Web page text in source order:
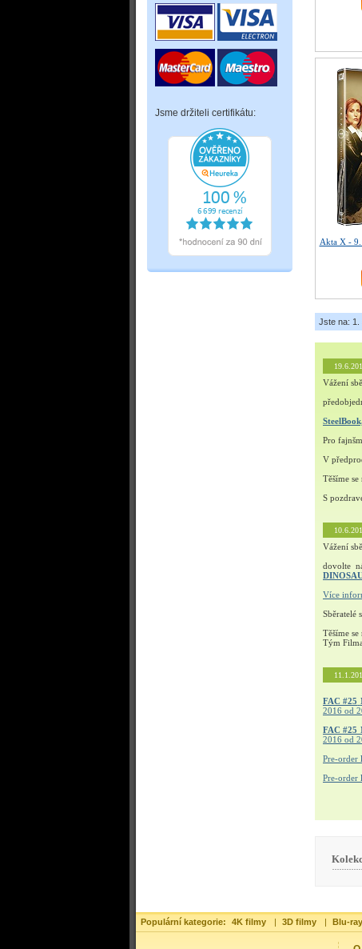
Jsme držiteli certifikátu:
Akta X -
Jste na: 1.
Vážení
Pro
V
Těšíme
S
Vážení
dovolte
Více
Sběratelé
Těšíme se
Tým
FAC #25
2016 od
FAC #25
2016 od
Pre-order
Pre-order
Populární kategorie: 4K filmy | 3D filmy | Blu-